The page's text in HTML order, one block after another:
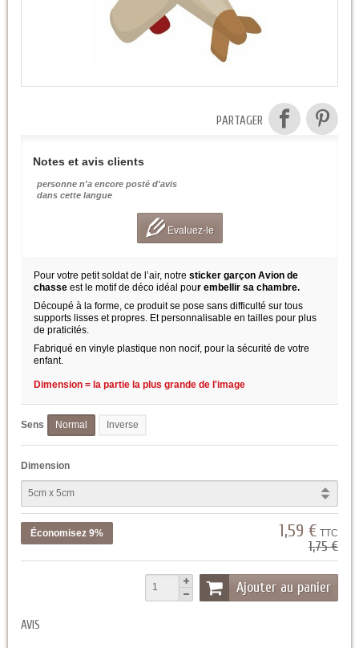
PARTAGER
Notes et avis clients
personne n'a encore posté d'avis
dans cette langue
Evaluez-le
Pour votre petit soldat de l’air, notre sticker garçon Avion de
chasse est le motif de déco idéal pour embellir sa chambre.
Découpé à la forme, ce produit se pose sans difficulté sur tous
supports lisses et propres. Et personnalisable en tailles pour plus
de praticités.
Fabriqué en vinyle plastique non nocif, pour la sécurité de votre
enfant.
Dimension = la partie la plus grande de l'image
Sens Normal Inverse
Dimension
Économisez 9% 1,59 € TTC
1,75 €
Ajouter au panier
AVIS